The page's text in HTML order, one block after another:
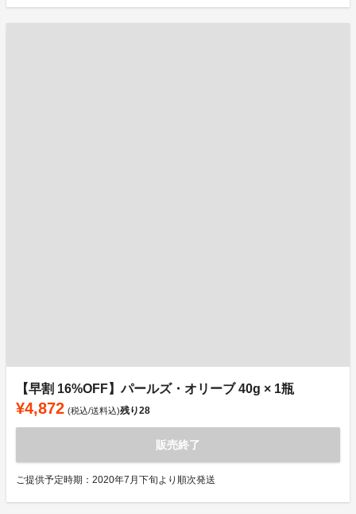
【早割 16%OFF】パールズ・オリーブ 40g × 1瓶
¥4,872 (税込/送料込)残り28
販売終了
ご提供予定時期：2020年7月下旬より順次発送